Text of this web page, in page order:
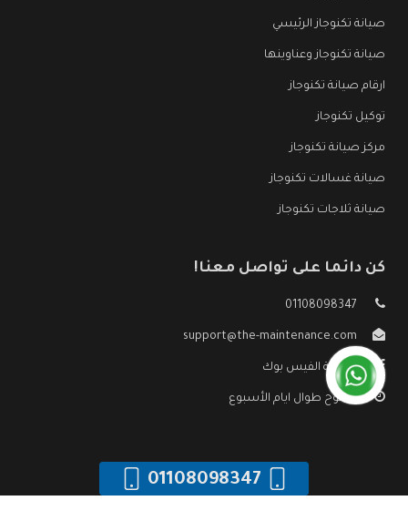
صيانة تكنوجاز الرئيسي
صيانة تكنوجاز وعناوينها
ارقام صيانة تكنوجاز
توكيل تكنوجاز
مركز صيانة تكنوجاز
صيانة غسالات تكنوجاز
صيانة ثلاجات تكنوجاز
كن دائما على تواصل معنا!
01108098347
support@the-maintenance.com
صفحة الفيس بوك
مفتوح طوال ايام الأسبوع
01108098347